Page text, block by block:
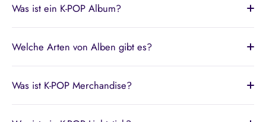
Was ist ein K-POP Album?
Welche Arten von Alben gibt es?
Was ist K-POP Merchandise?